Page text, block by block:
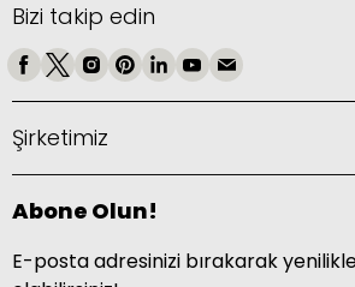
Bizi takip edin
Şirketimiz
Abone Olun!
E-posta adresinizi bırakarak